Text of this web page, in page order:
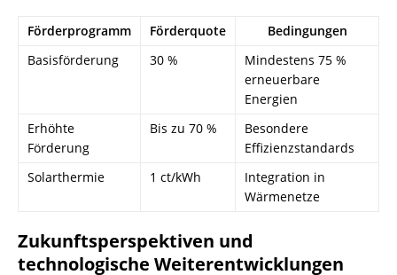
Förderprogramm Förderquote
Bedingungen
Basisförderung
30 %
Mindestens 75 %
erneuerbare
Energien
Erhöhte
Förderung
Bis zu 70 %
Besondere
Effizienzstandards
Solarthermie
1 ct/kWh
Integration in
Wärmenetze
Zukunftsperspektiven und
technologische Weiterentwicklungen